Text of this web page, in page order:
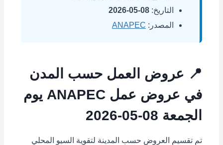
التاريخ: 08-05-2026
المصدر: ANAPEC
📍 عروض العمل حسب المدن
في عروض عمل ANAPEC يوم
الجمعة 08-05-2026
تم تقسيم العروض حسب المدينة لتقوية السيو المحلي